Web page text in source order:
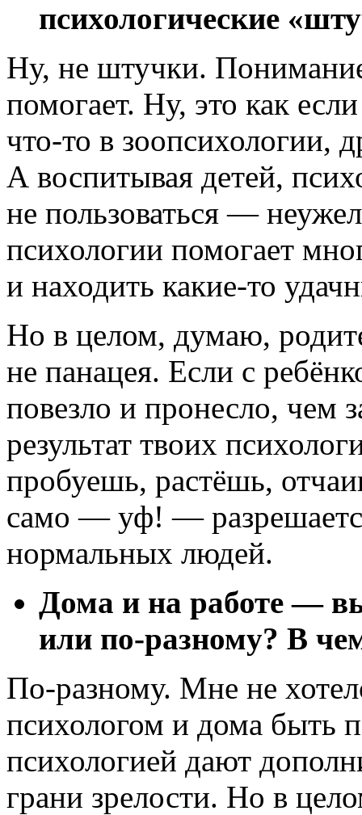
психологические
Ну, не штучки.
помогает. Ну, это как
что-то в зоопсихологии,
А воспитывая детей,
не пользоваться ―
психологии помогает
и находить какие-то
Но в целом, думаю,
не панацея. Если с
повезло и пронесло, чем
результат твоих
пробуешь, растёшь,
само ― уф! ―
нормальных людей.
Дома и на работе —
или по-разному? В
По-разному. Мне не
психологом и дома быть
психологией дают
грани зрелости. Но в